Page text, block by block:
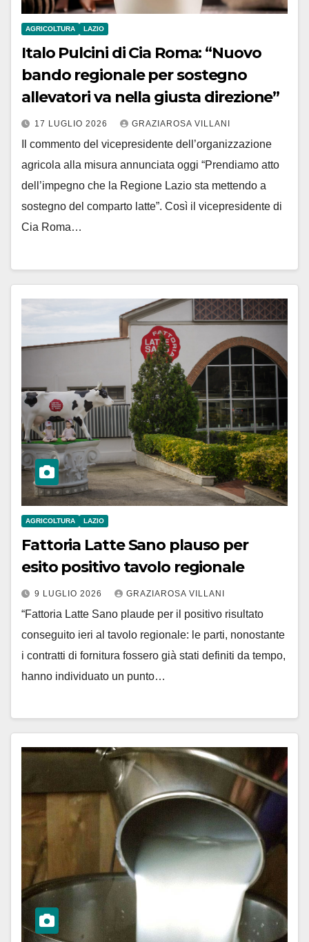
AGRICOLTURA LAZIO
Italo Pulcini di Cia Roma: “Nuovo
bando regionale per sostegno
allevatori va nella giusta direzione”
17 LUGLIO 2026 GRAZIAROSA VILLANI
Il commento del vicepresidente dell’organizzazione
agricola alla misura annunciata oggi “Prendiamo atto
dell’impegno che la Regione Lazio sta mettendo a
sostegno del comparto latte”. Così il vicepresidente di
Cia Roma…
AGRICOLTURA LAZIO
Fattoria Latte Sano plauso per
esito positivo tavolo regionale
9 LUGLIO 2026 GRAZIAROSA VILLANI
“Fattoria Latte Sano plaude per il positivo risultato
conseguito ieri al tavolo regionale: le parti, nonostante
i contratti di fornitura fossero già stati definiti da tempo,
hanno individuato un punto…